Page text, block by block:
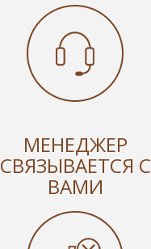
МЕНЕДЖЕР
СВЯЗЫВАЕТСЯ С
ВАМИ